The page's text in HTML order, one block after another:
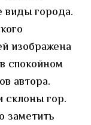
города.
изображена
спокойном
автора.
склоны гор.
заметить